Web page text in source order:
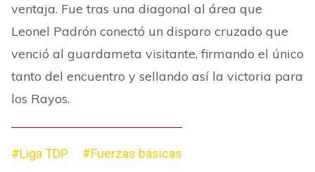
ventaja. Fue tras una diagonal al área que
Leonel Padrón conectó un disparo cruzado que
venció al guardameta visitante, firmando el único
tanto del encuentro y sellando así la victoria para
los Rayos.
#Liga TDP #Fuerzas básicas